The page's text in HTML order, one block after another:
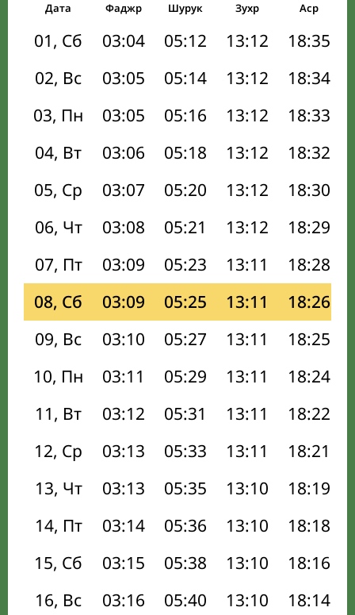
Дата Фаджр Шурук Зухр Аср
01, Сб 03:04 05:12 13:12 18:35
02, Вс
03:05 05:14 13:12 18:34
03, Пн
03:05 05:16 13:12 18:33
04, Вт
03:06 05:18 13:12 18:32
05, Ср
03:07 05:20 13:12 18:30
06, Чт
03:08 05:21 13:12 18:29
07, Пт
03:09 05:23 13:11 18:28
08, Сб
03:09 05:25 13:11 18:26
09, Вс
03:10 05:27 13:11 18:25
10, Пн
03:11 05:29 13:11 18:24
11, Вт
03:12 05:31 13:11 18:22
12, Ср
03:13 05:33 13:11 18:21
13, Чт
03:13 05:35 13:10 18:19
14, Пт
03:14 05:36 13:10 18:18
15, Сб
03:15 05:38 13:10 18:16
16, Вс
03:16 05:40 13:10 18:14